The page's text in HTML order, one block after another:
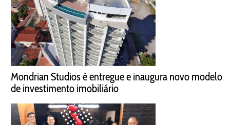
Mondrian Studios é entregue e inaugura novo modelo
de investimento imobiliário